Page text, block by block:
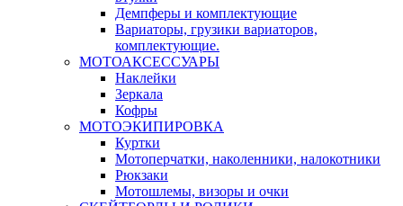
Демпферы и комплектующие
Вариаторы, грузики вариаторов,
комплектующие.
МОТОАКСЕССУАРЫ
Наклейки
Зеркала
Кофры
МОТОЭКИПИРОВКА
Куртки
Мотоперчатки, наколенники, налокотники
Рюкзаки
Мотошлемы, визоры и очки